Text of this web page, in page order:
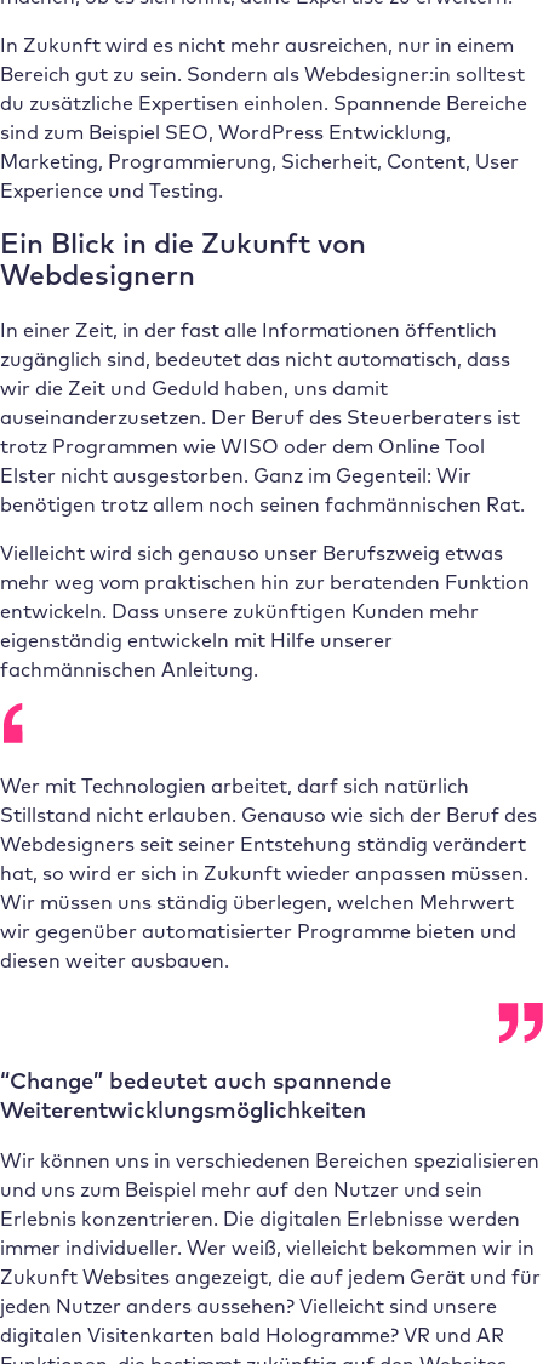
In Zukunft wird es nicht mehr ausreichen, nur in einem
Bereich gut zu sein. Sondern als Webdesigner:in solltest
du zusätzliche Expertisen einholen. Spannende Bereiche
sind zum Beispiel SEO, WordPress Entwicklung,
Marketing, Programmierung, Sicherheit, Content, User
Experience und Testing.
Ein Blick in die Zukunft von
Webdesignern
In einer Zeit, in der fast alle Informationen öffentlich
zugänglich sind, bedeutet das nicht automatisch, dass
wir die Zeit und Geduld haben, uns damit
auseinanderzusetzen. Der Beruf des Steuerberaters ist
trotz Programmen wie WISO oder dem Online Tool
Elster nicht ausgestorben. Ganz im Gegenteil: Wir
benötigen trotz allem noch seinen fachmännischen Rat.
Vielleicht wird sich genauso unser Berufszweig etwas
mehr weg vom praktischen hin zur beratenden Funktion
entwickeln. Dass unsere zukünftigen Kunden mehr
eigenständig entwickeln mit Hilfe unserer
fachmännischen Anleitung.
Wer mit Technologien arbeitet, darf sich natürlich
Stillstand nicht erlauben. Genauso wie sich der Beruf des
Webdesigners seit seiner Entstehung ständig verändert
hat, so wird er sich in Zukunft wieder anpassen müssen.
Wir müssen uns ständig überlegen, welchen Mehrwert
wir gegenüber automatisierter Programme bieten und
diesen weiter ausbauen.
“Change” bedeutet auch spannende
Weiterentwicklungsmöglichkeiten
Wir können uns in verschiedenen Bereichen spezialisieren
und uns zum Beispiel mehr auf den Nutzer und sein
Erlebnis konzentrieren. Die digitalen Erlebnisse werden
immer individueller. Wer weiß, vielleicht bekommen wir in
Zukunft Websites angezeigt, die auf jedem Gerät und für
jeden Nutzer anders aussehen? Vielleicht sind unsere
digitalen Visitenkarten bald Hologramme? VR und AR